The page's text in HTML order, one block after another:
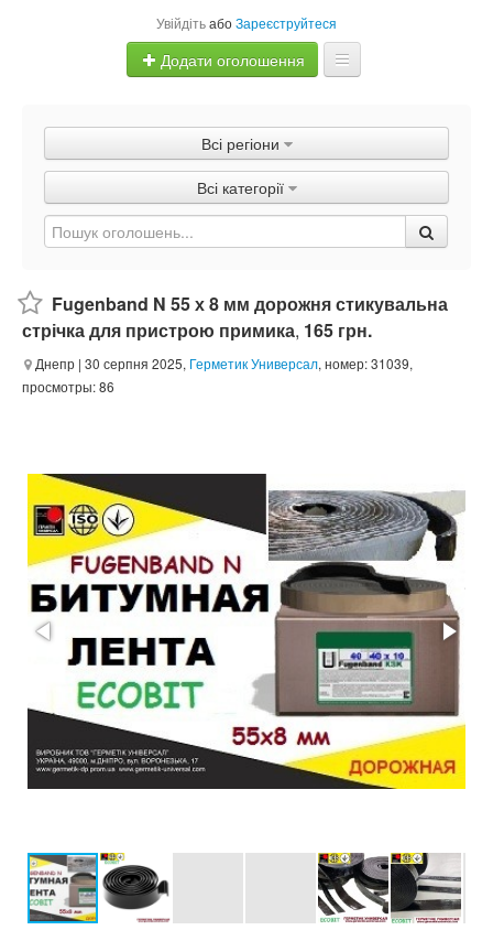
УвійдітьабоЗареєструйтеся
Додати оголошення
Оголошення
Швидка продаж
Всі регіони
Всі категорії
Fugenband N 55 х 8 мм дорожня стикувальна
стрічка для пристрою примика, 165 грн.
Днепр | 30 серпня 2025, Герметик Универсал, номер: 31039,
просмотры: 86